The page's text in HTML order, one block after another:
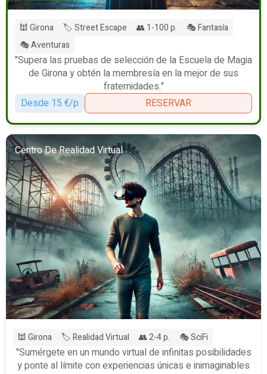
🕍 Girona 🏷️ Street Escape 👥 1-100 p.
🎭 Fantasía
🎭 Aventuras
"Supera las pruebas de selección de la Escuela de Magia
de Girona y obtén la membresía en la mejor de sus
fraternidades."
Desde 15 €/p
RESERVAR
Centro De Realidad Virtual
🕍 Girona 🏷️ Realidad Virtual 👥 2-4 p. 🎭 SciFi
"Sumérgete en un mundo virtual de infinitas posibilidades
y ponte al límite con experiencias únicas e inimaginables